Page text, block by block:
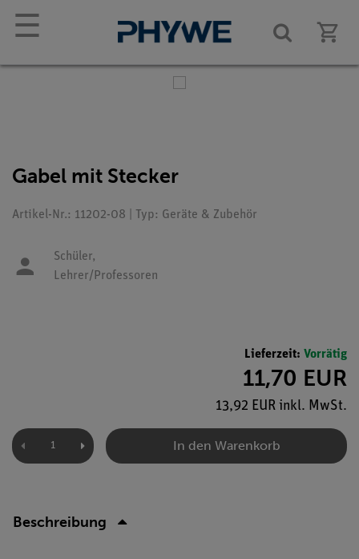
☰
Gabel mit Stecker
Artikel-Nr.: 11202-08 | Typ: Geräte & Zubehör
Schüler,
Lehrer/Professoren
Lieferzeit: Vorrätig
11,70 EUR
13,92 EUR inkl. MwSt.
In den Warenkorb
Beschreibung